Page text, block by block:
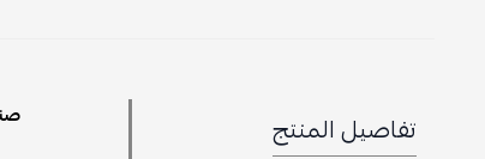
تفاصيل المنتج